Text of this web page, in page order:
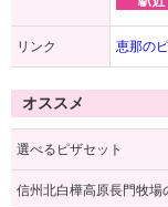
リンク 恵那の
オススメ
選べるピザセット
信州北白樺高原長門牧